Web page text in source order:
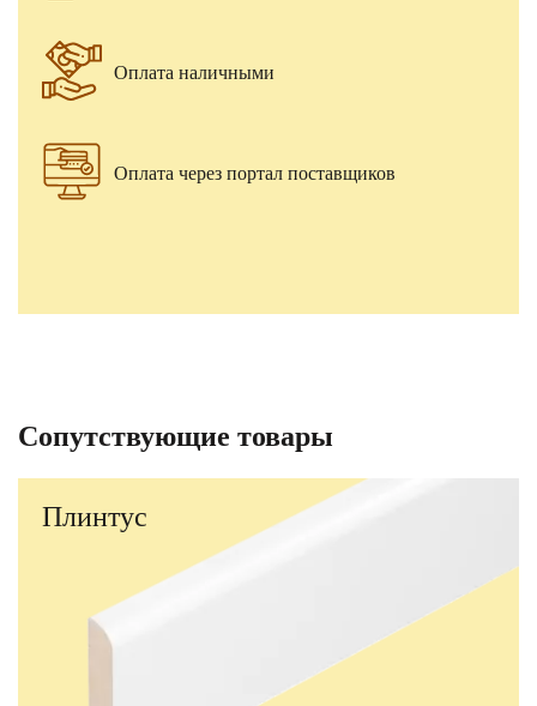
Оплата наличными
Оплата через портал поставщиков
Сопутствующие товары
Плинтус